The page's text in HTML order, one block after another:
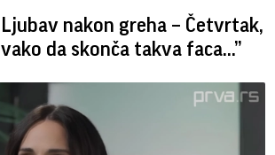
Ljubav nakon greha – Četvrtak,
da skonča takva faca…”